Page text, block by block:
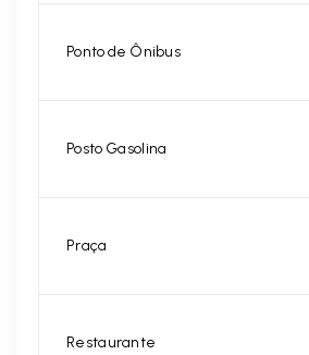
Ponto de Ônibus
Posto Gasolina
Praça
Restaurante